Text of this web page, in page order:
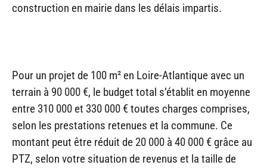
construction en mairie dans les délais impartis.
Pour un projet de 100 m² en Loire-Atlantique avec un
terrain à 90 000 €, le budget total s’établit en moyenne
entre 310 000 et 330 000 € toutes charges comprises,
selon les prestations retenues et la commune. Ce
montant peut être réduit de 20 000 à 40 000 € grâce au
PTZ, selon votre situation de revenus et la taille de